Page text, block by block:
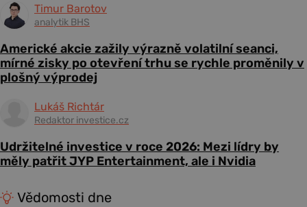
Timur Barotov
analytik BHS
Americké akcie zažily výrazně volatilní seanci,
mírné zisky po otevření trhu se rychle proměnily v
plošný výprodej
Lukáš Richtár
Redaktor investice.cz
Udržitelné investice v roce 2026: Mezi lídry by
měly patřit JYP Entertainment, ale i Nvidia
Vědomosti dne